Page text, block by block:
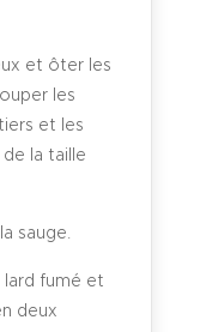
et ôter les
les
et les
la taille
sauge.
lard fumé et
deux